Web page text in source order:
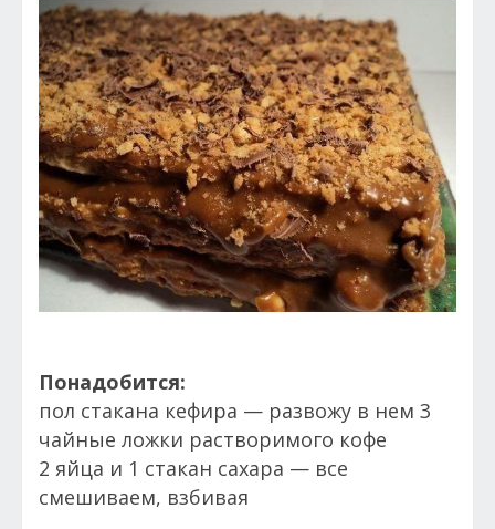
Понадобится:
пол стакана кефира — развожу в нем 3
чайные ложки растворимого кофе
2 яйца и 1 стакан сахара — все
смешиваем, взбивая